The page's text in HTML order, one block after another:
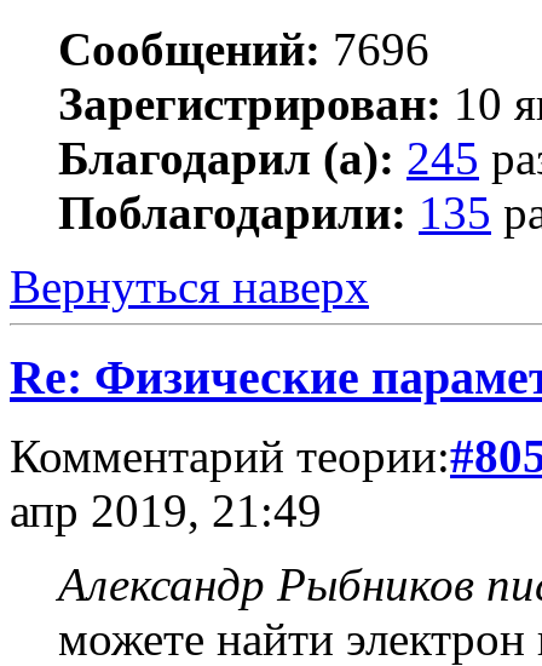
Сообщений: 7696
Зарегистрирован: 10
Благодарил (а): 245
Поблагодарили: 135
Вернуться наверх
Re: Физические
Комментарий теории:
апр 2019, 21:49
Александр Рыбников
можете найти